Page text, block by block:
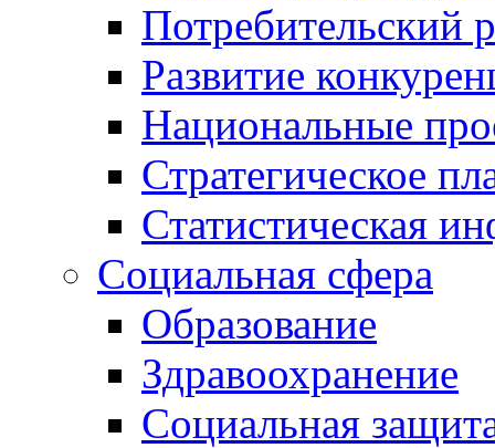
Потребительский
Развитие
Национальные
Стратегическое
Статистическая
Социальная сфера
Образование
Здравоохранение
Социальная